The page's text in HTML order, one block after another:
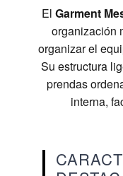
ElGarment
organización
organizar el
Su estructura
prendas
interna,